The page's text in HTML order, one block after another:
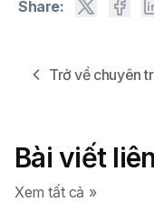
Share:
Trở về chuyên
Bài viết
Xem tất cả »